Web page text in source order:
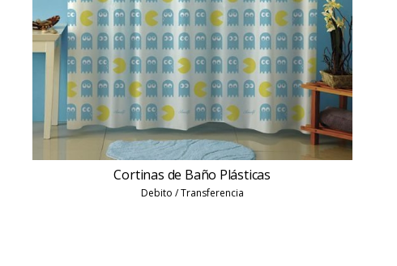
Cortinas de Baño Plásticas
Debito / Transferencia